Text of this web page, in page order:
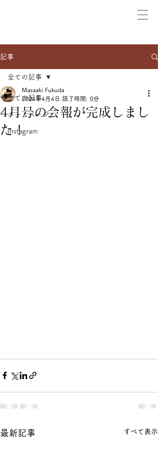
記事
全ての記事
ホームページ
Instagram
全ての記事
4月号の会報が完成しまし
た！
Masaaki Fukuda
2024年4月4日 読了時間: 0分
最新記事 すべて表示